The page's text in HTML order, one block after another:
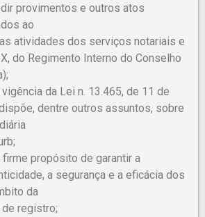
provimentos e outros atos
ao
atividades dos serviços notariais e
do Regimento Interno do Conselho
vigência da Lei n. 13.465, de 11 de
dentre outros assuntos, sobre
firme propósito de garantir a
a segurança e a eficácia dos
da
registro;